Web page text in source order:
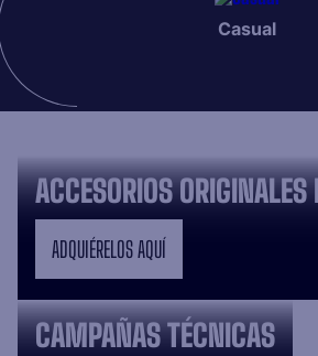
Casual
ACCESORIOS ORIGINALES
ADQUIÉRELOS AQUÍ
CAMPAÑAS TÉCNICAS